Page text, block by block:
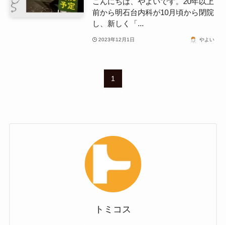
前から明石台内科が10月頃から閉院
し、新しく「...
2023年12月1日 やよい
1
トミコス